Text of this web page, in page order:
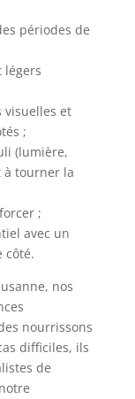
périodes de
légers
visuelles et
;
(lumière,
à tourner la
;
avec un
côté.
nos
nourrissons
difficiles, ils
de